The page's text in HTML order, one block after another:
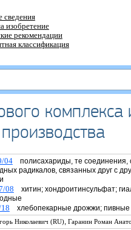
сведения
изобретение
рекомендации
классификация
04полисахариды, те соединения,
радикалов, связанных друг с
08 хитин; хондроитинсульфат;
хлебопекарные дрожжи;
Николаевич (RU), Гаранин Роман